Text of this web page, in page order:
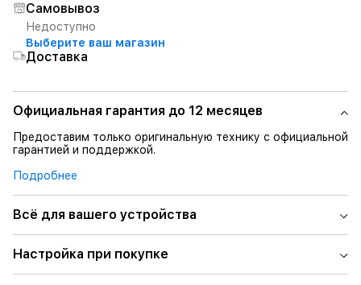
Самовывоз
Недоступно
Выберите ваш магазин
Доставка
Официальная гарантия до 12 месяцев
Предоставим только оригинальную технику с официальной
гарантией и поддержкой.
Подробнее
Всё для вашего устройства
Настройка при покупке